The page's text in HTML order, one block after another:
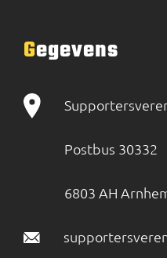
Gegevens
Postbus 30332
6803 AH